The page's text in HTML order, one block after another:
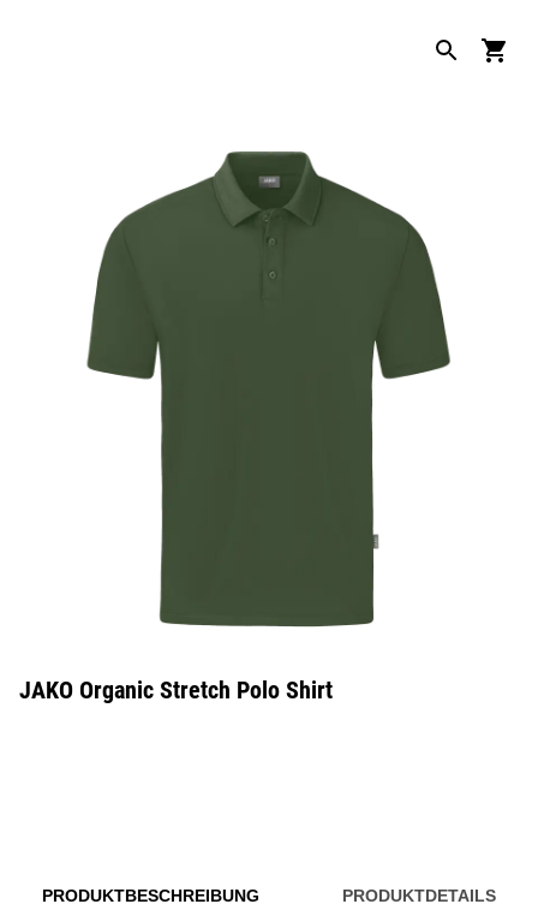
JAKO Organic Stretch Polo Shirt
PRODUKTBESCHREIBUNG PRODUKTDETAILS